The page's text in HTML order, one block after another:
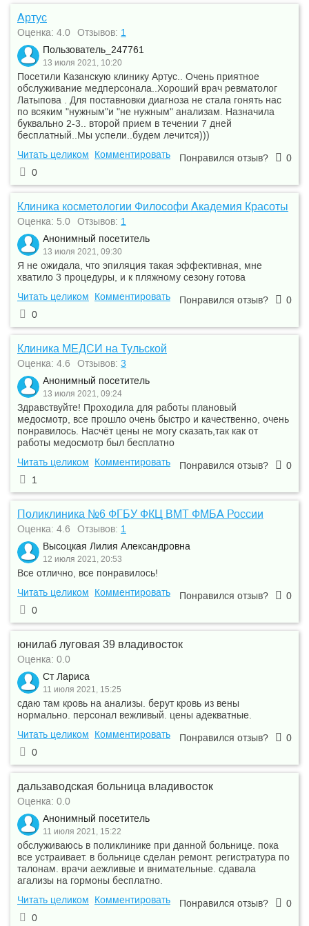
Артус
Оценка: 4.0 Отзывов: 1
Пользователь_247761
13 июля 2021, 10:20
Посетили Казанскую клинику Артус.. Очень приятное
обслуживание медперсонала..Хороший врач ревматолог
Латыпова . Для поставновки диагноза не стала гонять нас
по всяким "нужным"и "не нужным" анализам. Назначила
буквально 2-3.. второй прием в течении 7 дней
бесплатный..Мы успели..будем лечится)))
Читать целиком
Комментировать Понравился отзыв?
0
0
Клиника косметологии Философи Академия Красоты
Оценка: 5.0 Отзывов: 1
Анонимный посетитель
13 июля 2021, 09:30
Я не ожидала, что эпиляция такая эффективная, мне
хватило 3 процедуры, и к пляжному сезону готова
Читать целиком
Комментировать Понравился отзыв?
0
0
Клиника МЕДСИ на Тульской
Оценка: 4.6 Отзывов: 3
Анонимный посетитель
13 июля 2021, 09:24
Здравствуйте! Проходила для работы плановый
медосмотр, все прошло очень быстро и качественно, очень
понравилось. Насчёт цены не могу сказать,так как от
работы медосмотр был бесплатно
Читать целиком
Комментировать Понравился отзыв?
0
1
Поликлиника №6 ФГБУ ФКЦ ВМТ ФМБА России
Оценка: 4.6 Отзывов: 1
Высоцкая Лилия Александровна
12 июля 2021, 20:53
Все отлично, все понравилось!
Читать целиком
Комментировать Понравился отзыв?
0
0
юнилаб луговая 39 владивосток
Оценка: 0.0
Ст Лариса
11 июля 2021, 15:25
сдаю там кровь на анализы. берут кровь из вены
нормально. персонал вежливый. цены адекватные.
Читать целиком
Комментировать Понравился отзыв?
0
0
дальзаводская больница владивосток
Оценка: 0.0
Анонимный посетитель
11 июля 2021, 15:22
обслуживаюсь в поликлинике при данной больнице. пока
все устраивает. в больнице сделан ремонт. регистратура по
талонам. врачи аежливые и внимательные. сдавала
агализы на гормоны бесплатно.
Читать целиком
Комментировать Понравился отзыв?
0
0